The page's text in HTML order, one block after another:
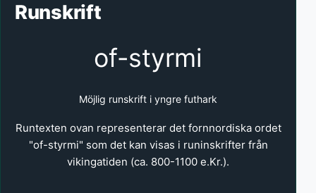
Runskrift
of-styrmi
Möjlig runskrift i yngre futhark
Runtexten ovan representerar det fornnordiska ordet
"of-styrmi" som det kan visas i runinskrifter från
vikingatiden (ca. 800-1100 e.Kr.).